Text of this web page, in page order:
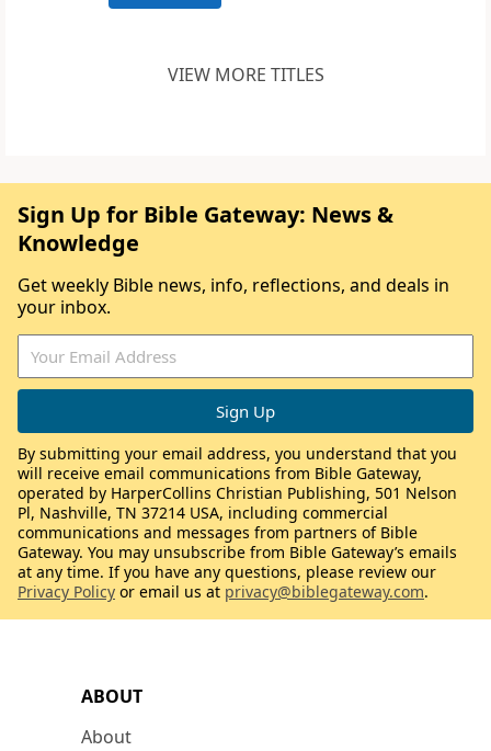
VIEW MORE TITLES
ABOUT
About
Sign Up for Bible Gateway: News &
Knowledge
Get weekly Bible news, info, reflections, and deals in
your inbox.
By submitting your email address, you understand that you
will receive email communications from Bible Gateway,
operated by HarperCollins Christian Publishing, 501 Nelson
Pl, Nashville, TN 37214 USA, including commercial
communications and messages from partners of Bible
Gateway. You may unsubscribe from Bible Gateway’s emails
at any time. If you have any questions, please review our
Privacy Policy or email us at privacy@biblegateway.com.